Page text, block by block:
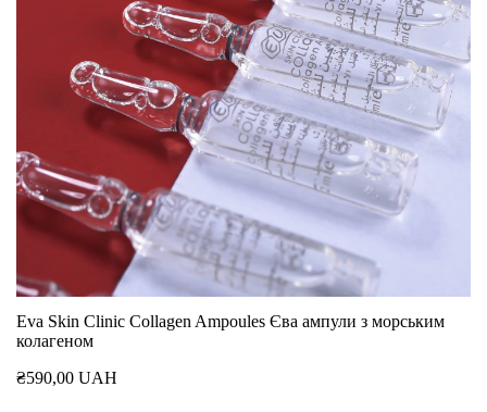
Eva Skin Clinic Collagen Ampoules Єва ампули з морським
колагеном
₴590,00 UAH